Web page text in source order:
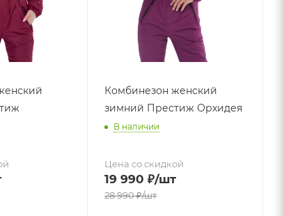
Комбинезон женский
зимний Престиж Орхидея
В наличии
Цена со скидкой
19 990 ₽/шт
28 990₽/шт